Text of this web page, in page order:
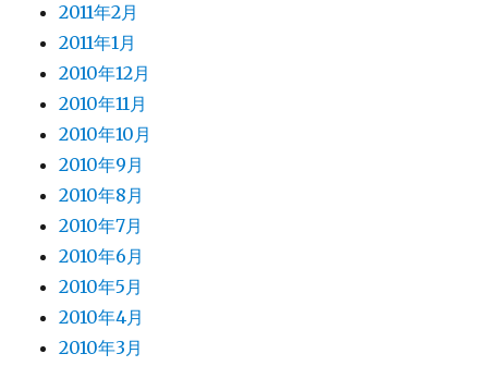
2011年2月
2011年1月
2010年12月
2010年11月
2010年10月
2010年9月
2010年8月
2010年7月
2010年6月
2010年5月
2010年4月
2010年3月